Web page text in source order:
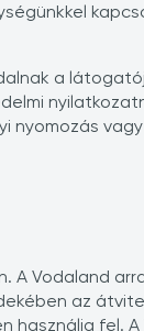
a
nyomozás
A Vodaland
az
fel. A